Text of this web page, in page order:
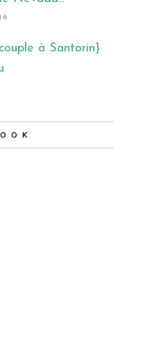
à Santorin}
O K